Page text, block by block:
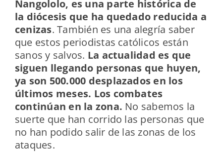
Nangololo, es una parte histórica de
la diócesis que ha quedado reducida a
cenizas. También es una alegría saber
que estos periodistas católicos están
sanos y salvos. La actualidad es que
siguen llegando personas que huyen,
ya son 500.000 desplazados en los
últimos meses. Los combates
continúan en la zona. No sabemos la
suerte que han corrido las personas que
no han podido salir de las zonas de los
ataques.